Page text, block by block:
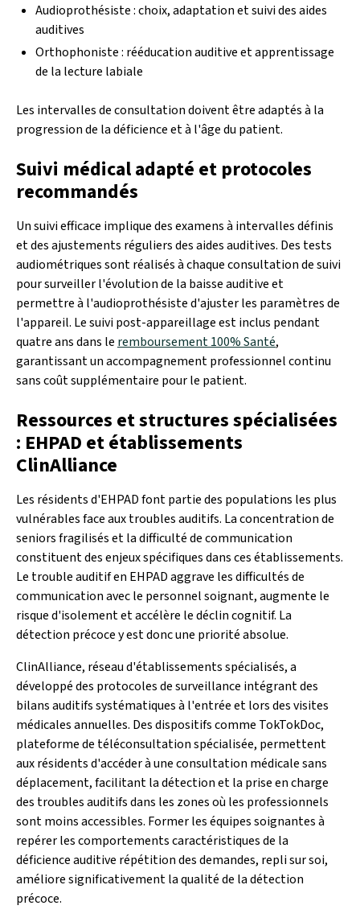
Audioprothésiste : choix, adaptation et suivi des aides
auditives
Orthophoniste : rééducation auditive et apprentissage
de la lecture labiale
Les intervalles de consultation doivent être adaptés à la
progression de la déficience et à l'âge du patient.
Suivi médical adapté et protocoles
recommandés
Un suivi efficace implique des examens à intervalles définis
et des ajustements réguliers des aides auditives. Des tests
audiométriques sont réalisés à chaque consultation de suivi
pour surveiller l'évolution de la baisse auditive et
permettre à l'audioprothésiste d'ajuster les paramètres de
l'appareil. Le suivi post-appareillage est inclus pendant
quatre ans dans le remboursement 100% Santé,
garantissant un accompagnement professionnel continu
sans coût supplémentaire pour le patient.
Ressources et structures spécialisées
: EHPAD et établissements
ClinAlliance
Les résidents d'EHPAD font partie des populations les plus
vulnérables face aux troubles auditifs. La concentration de
seniors fragilisés et la difficulté de communication
constituent des enjeux spécifiques dans ces établissements.
Le trouble auditif en EHPAD aggrave les difficultés de
communication avec le personnel soignant, augmente le
risque d'isolement et accélère le déclin cognitif. La
détection précoce y est donc une priorité absolue.
ClinAlliance, réseau d'établissements spécialisés, a
développé des protocoles de surveillance intégrant des
bilans auditifs systématiques à l'entrée et lors des visites
médicales annuelles. Des dispositifs comme TokTokDoc,
plateforme de téléconsultation spécialisée, permettent
aux résidents d'accéder à une consultation médicale sans
déplacement, facilitant la détection et la prise en charge
des troubles auditifs dans les zones où les professionnels
sont moins accessibles. Former les équipes soignantes à
repérer les comportements caractéristiques de la
déficience auditive répétition des demandes, repli sur soi,
améliore significativement la qualité de la détection
précoce.